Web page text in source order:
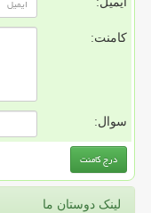
کامنت:
سوال:
لینک دوستان ما